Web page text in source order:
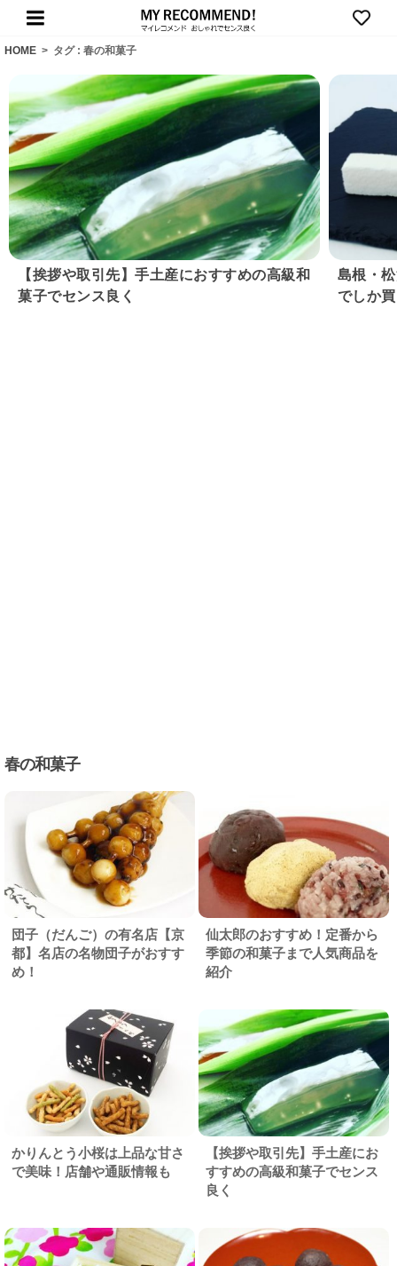
HOME > タグ : 春の和菓子
【挨拶や取引先】手土産におすすめの高級和
菓子でセンス良く
島根・
でしか
春の和菓子
団子（だんご）の有名店【京
都】名店の名物団子がおすす
め！
仙太郎のおすすめ！定番から
季節の和菓子まで人気商品を
紹介
かりんとう小桜は上品な甘さ
で美味！店舗や通販情報も
【挨拶や取引先】手土産にお
すすめの高級和菓子でセンス
良く